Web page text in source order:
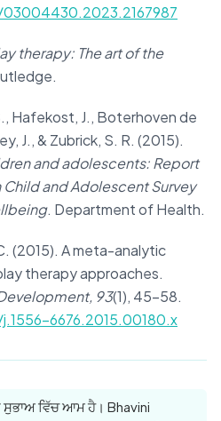
therapy: The art of the
Hafekost, J., Boterhoven de
J., & Zubrick, S. R. (2015).
and adolescents: Report
and Adolescent Survey
. Department of Health.
(2015). A meta-analytic
therapy approaches.
93(1), 45–58.
6676.2015.00180.x
ਸੁਭਾਅ ਵਿੱਚ ਆਮ ਹੈ। Bhavini